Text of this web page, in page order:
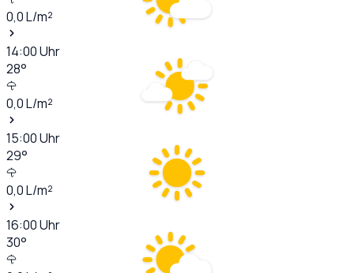
0,0L/m²
14:00Uhr
28°
0,0L/m²
15:00Uhr
29°
0,0L/m²
16:00Uhr
30°